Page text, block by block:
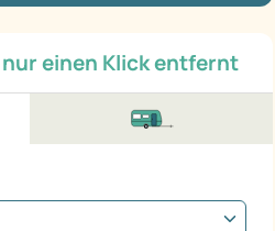
nur einen Klick entfernt